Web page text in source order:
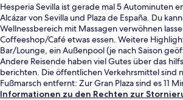
Hesperia Sevilla ist gerade mal 5 Autominuten
Alcázar von Sevilla und Plaza de España. Du
Wellnessbereich mit Massagen verwöhnen
Coffeeshop/Café etwas essen. Weitere
Bar/Lounge, ein Außenpool (je nach Saison
Andere Reisende haben viel Gutes über das
berichten. Die öffentlichen Verkehrsmittel sind
Fußmarsch entfernt: Zur Gran Plaza sind es 11
Straßenbahnhaltestelle San Bernardo 13
Informationen zu den Rechten zur